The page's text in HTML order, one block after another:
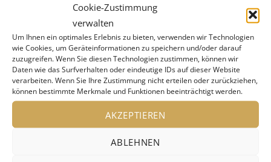
Cookie-Zustimmung
verwalten
Um Ihnen ein optimales Erlebnis zu bieten, verwenden wir Technologien
wie Cookies, um Geräteinformationen zu speichern und/oder darauf
zuzugreifen. Wenn Sie diesen Technologien zustimmen, können wir
Daten wie das Surfverhalten oder eindeutige IDs auf dieser Website
verarbeiten. Wenn Sie Ihre Zustimmung nicht erteilen oder zurückziehen,
können bestimmte Merkmale und Funktionen beeinträchtigt werden.
AKZEPTIEREN
ABLEHNEN
Donauhallen, Bartók Saal
Percussion Orchestra Cologne
Enno Poppe
Neues Werk für zehn Drumsets